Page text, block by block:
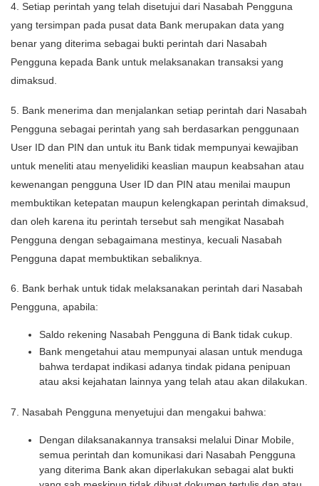
4. Setiap perintah yang telah disetujui dari Nasabah Pengguna
yang tersimpan pada pusat data Bank merupakan data yang
benar yang diterima sebagai bukti perintah dari Nasabah
Pengguna kepada Bank untuk melaksanakan transaksi yang
dimaksud.
5. Bank menerima dan menjalankan setiap perintah dari Nasabah
Pengguna sebagai perintah yang sah berdasarkan penggunaan
User ID dan PIN dan untuk itu Bank tidak mempunyai kewajiban
untuk meneliti atau menyelidiki keaslian maupun keabsahan atau
kewenangan pengguna User ID dan PIN atau menilai maupun
membuktikan ketepatan maupun kelengkapan perintah dimaksud,
dan oleh karena itu perintah tersebut sah mengikat Nasabah
Pengguna dengan sebagaimana mestinya, kecuali Nasabah
Pengguna dapat membuktikan sebaliknya.
6. Bank berhak untuk tidak melaksanakan perintah dari Nasabah
Pengguna, apabila:
Saldo rekening Nasabah Pengguna di Bank tidak cukup.
Bank mengetahui atau mempunyai alasan untuk menduga
bahwa terdapat indikasi adanya tindak pidana penipuan
atau aksi kejahatan lainnya yang telah atau akan dilakukan.
7. Nasabah Pengguna menyetujui dan mengakui bahwa:
Dengan dilaksanakannya transaksi melalui Dinar Mobile,
semua perintah dan komunikasi dari Nasabah Pengguna
yang diterima Bank akan diperlakukan sebagai alat bukti